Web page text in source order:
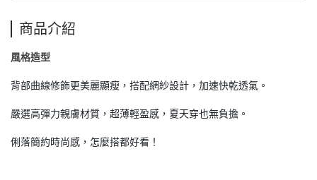
商品介紹
風格造型
背部曲線修飾更美麗顯瘦，搭配網紗設計，加速快乾透氣。
嚴選高彈力親膚材質，超薄輕盈感，夏天穿也無負擔。
俐落簡約時尚感，怎麼搭都好看！